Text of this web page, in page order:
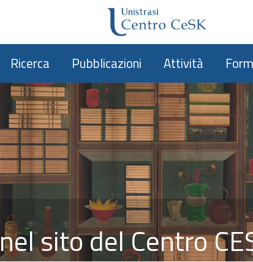
Ricerca Pubblicazioni Attività
sito del Centro